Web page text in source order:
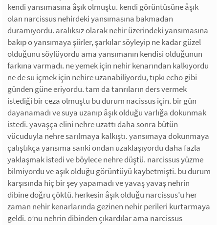
kendi yansımasına âşık olmuştu. kendi görüntüsüne âşık
olan narcissus nehirdeki yansımasına bakmadan
duramıyordu. aralıksız olarak nehir üzerindeki yansımasına
bakıp o yansımaya şiirler, şarkılar söyleyip ne kadar güzel
olduğunu söylüyordu ama yansımanın kendisi olduğunun
farkına varmadı. ne yemek için nehir kenarından kalkıyordu
ne de su içmek için nehire uzanabiliyordu, tıpkı echo gibi
günden güne eriyordu. tam da tanrıların ders vermek
istediği bir ceza olmuştu bu durum nacissus için. bir gün
dayanamadı ve suya uzanıp âşık olduğu varlığa dokunmak
istedi. yavaşça elini nehre uzattı daha sonra bütün
vücuduyla nehre sarılmaya kalkıştı. yansımaya dokunmaya
çalıştıkça yansıma sanki ondan uzaklaşıyordu daha fazla
yaklaşmak istedi ve böylece nehre düştü. narcissus yüzme
bilmiyordu ve aşık olduğu görüntüyü kaybetmişti. bu durum
karşısında hiç bir şey yapamadı ve yavaş yavaş nehrin
dibine doğru çöktü. herkesin âşık olduğu narcissus’u her
zaman nehir kenarlarında gezinen nehir perileri kurtarmaya
geldi. o’nu nehrin dibinden çıkardılar ama narcissus